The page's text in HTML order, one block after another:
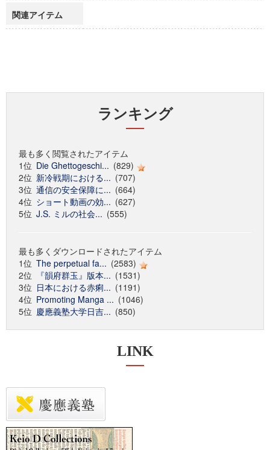
関連アイテム
ランキング
最も多く閲覧されたアイテム
1位 Die Ghettogeschi... (829)
2位 新冷戦期における... (707)
3位 通信の安全保障に... (664)
4位 ショート動画の効... (627)
5位 J.S. ミルの社会... (555)
最も多くダウンロードされたアイテム
1位 The perpetual fa... (2583)
2位
『韻府群玉』版本... (1531)
3位 日本における赤痢... (1191)
4位 Promoting Manga ... (1046)
5位 慶應義塾大学日吉... (850)
LINK